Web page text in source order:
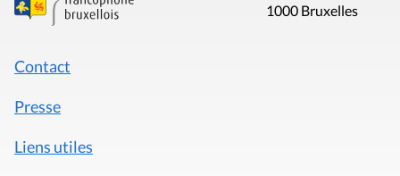
1000 Bruxelles
Contact
Presse
Liens utiles